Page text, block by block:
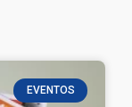
EVENTOS